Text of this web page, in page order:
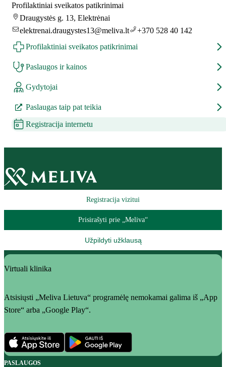
Profilaktiniai sveikatos patikrinimai
Draugystės g. 13, Elektrėnai
elektrenai.draugystes13@meliva.lt
+370 528 40 142
Profilaktiniai sveikatos patikrinimai
Paslaugos ir kainos
Gydytojai
Paslaugas taip pat teikia
Registracija internetu
Registracija vizitui
Prisirašyti prie „Meliva“
Užpildyti užklausą
Virtuali klinika
Atsisiųsti „Meliva Lietuva“ programėlę nemokamai galima iš „App
Store“ arba „Google Play“.
PASLAUGOS